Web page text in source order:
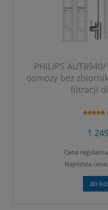
PHILIPS
osmozy bez
filtracji
1
Cena
Najniższa cena:
do